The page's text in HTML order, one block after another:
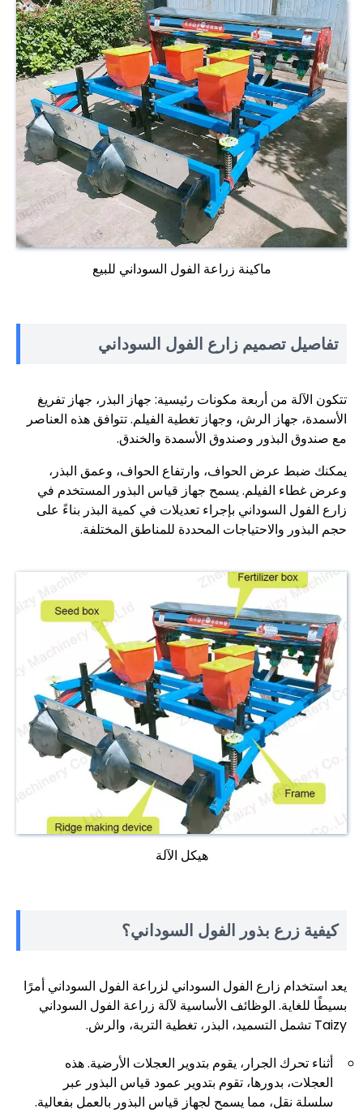
ماكينة زراعة الفول السوداني للبيع
تفاصيل تصميم زارع الفول السوداني
تتكون الآلة من أربعة مكونات رئيسية: جهاز البذر، جهاز تفريغ
الأسمدة، جهاز الرش، وجهاز تغطية الفيلم. تتوافق هذه العناصر
مع صندوق البذور وصندوق الأسمدة والخندق.
يمكنك ضبط عرض الحواف، وارتفاع الحواف، وعمق البذر،
وعرض غطاء الفيلم. يسمح جهاز قياس البذور المستخدم في
زارع الفول السوداني بإجراء تعديلات في كمية البذر بناءً على
حجم البذور والاحتياجات المحددة للمناطق المختلفة.
هيكل الآلة
كيفية زرع بذور الفول السوداني؟
يعد استخدام زارع الفول السوداني لزراعة الفول السوداني أمرًا
بسيطًا للغاية. الوظائف الأساسية لآلة زراعة الفول السوداني
Taizy تشمل التسميد، البذر، تغطية التربة، والرش.
أثناء تحرك الجرار، يقوم بتدوير العجلات الأرضية. هذه
العجلات، بدورها، تقوم بتدوير عمود قياس البذور عبر
سلسلة نقل، مما يسمح لجهاز قياس البذور بالعمل بفعالية.